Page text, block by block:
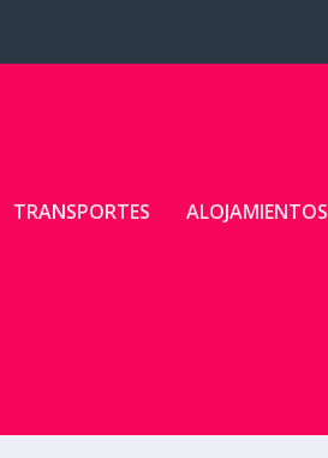
TRANSPORTES ALOJAMIENTOS